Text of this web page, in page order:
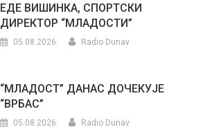
ЕДЕ ВИШИНКА, СПОРТСКИ
ДИРЕКТОР “МЛАДОСТИ”
05.08.2026. Radio Dunav
“МЛАДОСТ” ДАНАС ДОЧЕКУЈЕ
“ВРБАС”
05.08.2026. Radio Dunav